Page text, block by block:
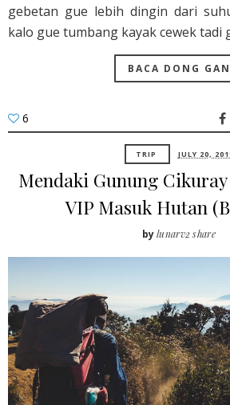
gebetan gue lebih dingin dari
kalo gue tumbang kayak cewek tadi
BACA DONG GAN
6
TRIP JULY 20,
Mendaki Gunung
VIP Masuk Hutan
bylunarv2 share